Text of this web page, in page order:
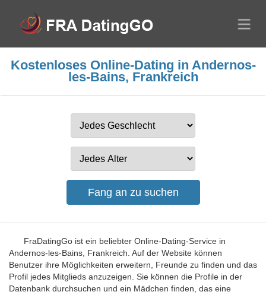
Kostenloses Online-Dating in Andernos-
les-Bains, Frankreich
FraDatingGo ist ein beliebter Online-Dating-Service in
Andernos-les-Bains, Frankreich. Auf der Website können
Benutzer ihre Möglichkeiten erweitern, Freunde zu finden und das
Profil jedes Mitglieds anzuzeigen. Sie können die Profile in der
Datenbank durchsuchen und ein Mädchen finden, das eine